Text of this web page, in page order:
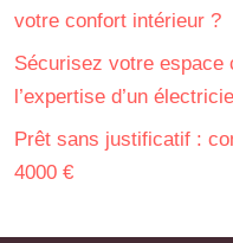
votre confort intérieur ?
Sécurisez votre espace
l’expertise d’un
Prêt sans justificatif :
4000 €